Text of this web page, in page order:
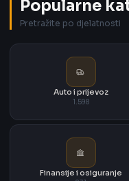
Popularne
Pretražite po djelatnosti
Auto i prijevoz
1.598
Finansije i osiguranje